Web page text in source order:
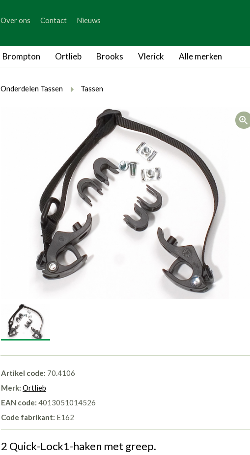
generic_skip_language
Over ons Contact Nieuws
Brompton Ortlieb Brooks Vlerick Alle merken
breadcrumb.here
breadcrumb.from
Onderdelen Tassen breadcrumb.to
Tassen
Artikel code: 70.4106
Merk: Ortlieb
EAN code: 4013051014526
Code fabrikant: E162
2 Quick-Lock1-haken met greep.